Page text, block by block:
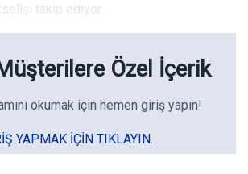
takip ediyor.
Özel İçerik
okumak için hemen giriş yapın!
YAPMAK IÇIN TIKLAYIN.